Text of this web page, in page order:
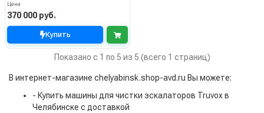
Цена
370 000 руб.
Купить
Показано с 1 по 5 из 5 (всего 1 страниц)
В интернет-магазине chelyabinsk.shop-avd.ru Вы можете:
- Купить машины для чистки эскалаторов Truvox в
Челябинске с доставкой